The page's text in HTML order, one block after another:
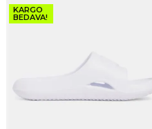
KARGO
BEDAVA!